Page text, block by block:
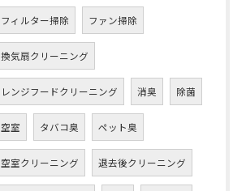
フィルター掃除 ファン掃除
換気扇クリーニング
レンジフードクリーニング 消臭 除菌
空室 タバコ臭 ペット臭
空室クリーニング 退去後クリーニング